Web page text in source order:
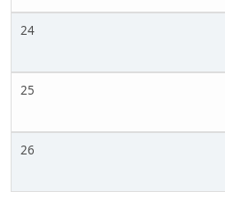
24
25
26